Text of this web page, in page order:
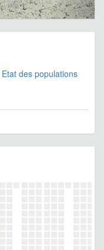
Etat des populations